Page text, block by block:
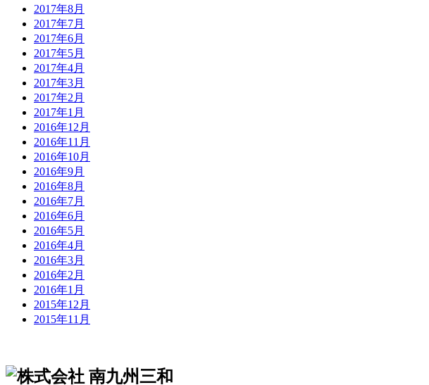
2017年8月
2017年7月
2017年6月
2017年5月
2017年4月
2017年3月
2017年2月
2017年1月
2016年12月
2016年11月
2016年10月
2016年9月
2016年8月
2016年7月
2016年6月
2016年5月
2016年4月
2016年3月
2016年2月
2016年1月
2015年12月
2015年11月